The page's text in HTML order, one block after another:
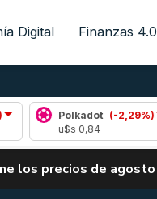
Digital Finanzas 4.0
Polkadot
(-2,29%)
ALERTA
los precios de agosto